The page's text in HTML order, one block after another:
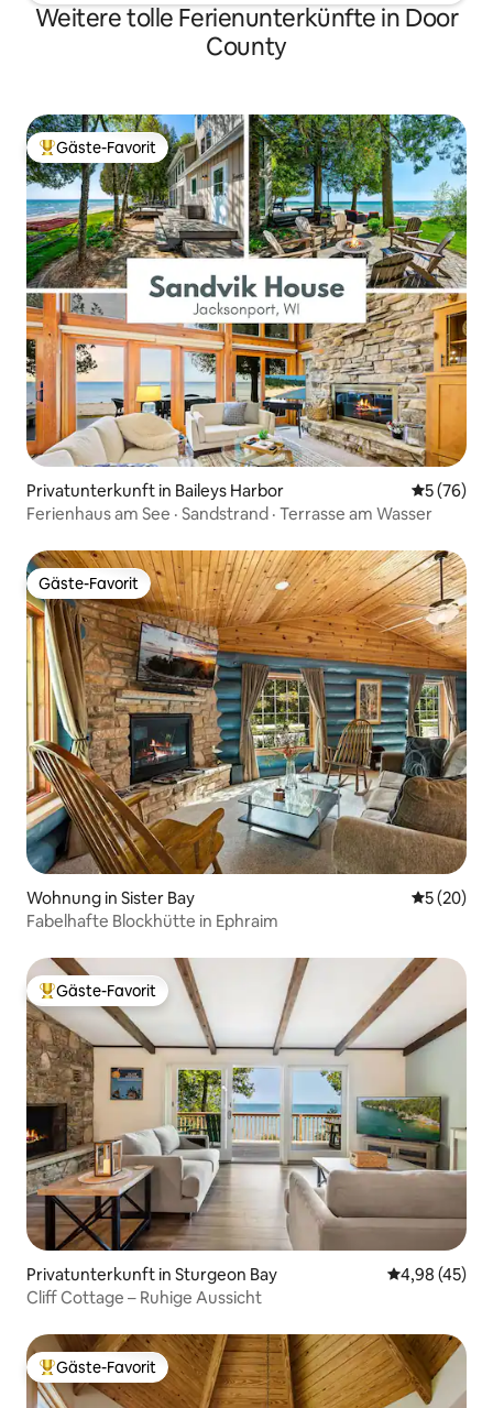
Weitere tolle Ferienunterkünfte in Door
County
Beliebter Gäste-Favorit.
Gäste-Favorit
Privatunterkunft in Baileys Harbor
5 (76)
Ferienhaus am See · Sandstrand · Terrasse am Wasser
Gäste-Favorit
Gäste-Favorit
Wohnung in Sister Bay
5 (20)
Fabelhafte Blockhütte in Ephraim
Beliebter Gäste-Favorit.
Gäste-Favorit
Privatunterkunft in Sturgeon Bay
4,98 (45)
Cliff Cottage – Ruhige Aussicht
Beliebter Gäste-Favorit.
Gäste-Favorit